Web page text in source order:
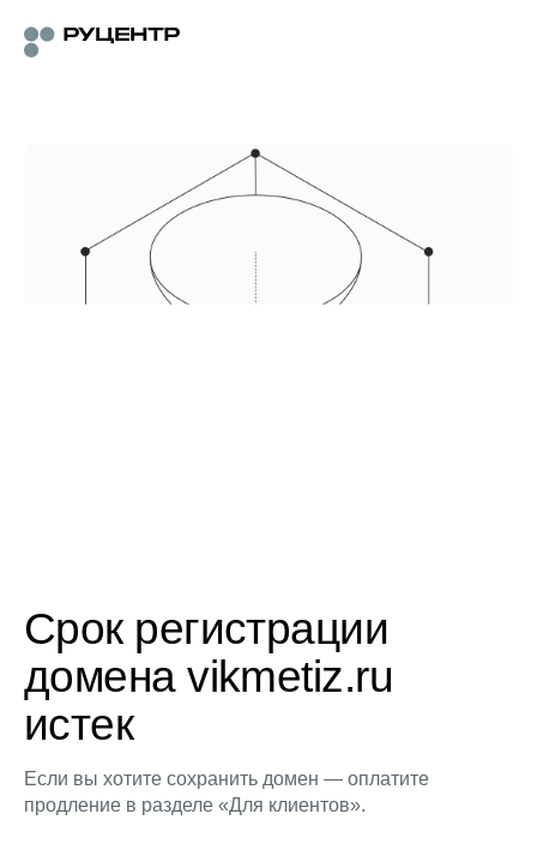
Срок регистрации
домена vikmetiz.ru
истек
Если вы хотите сохранить домен — оплатите
продление в разделе «Для клиентов».